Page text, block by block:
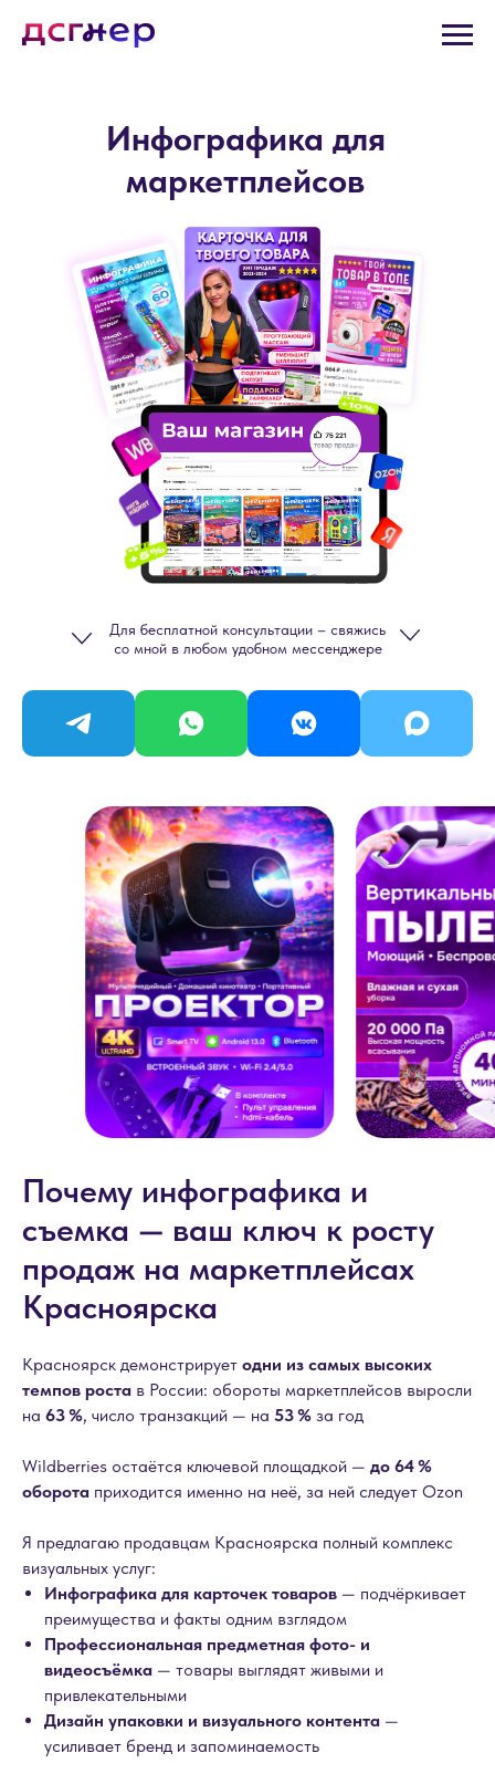
Инфографика для маркетплейсов в
Красноярске: дизайн
карточектоваров, предметная
съемка, упаковка, фото и видео
Инфографика для
маркетплейсов
Для бесплатной консультации – свяжись
со мной в любом удобном мессенджере
Почему инфографика и
съемка — ваш ключ к росту
продаж на маркетплейсах
Красноярска
Красноярск демонстрирует одни из самых высоких
темпов роста в России: обороты маркетплейсов выросли
на 63 %, число транзакций — на 53 % за год
Wildberries остаётся ключевой площадкой — до 64 %
оборота приходится именно на неё, за ней следует Ozon
Я предлагаю продавцам Красноярска полный комплекс
визуальных услуг:
Инфографика для карточек товаров — подчёркивает
преимущества и факты одним взглядом
Профессиональная предметная фото- и
видеосъёмка — товары выглядят живыми и
привлекательными
Дизайн упаковки и визуального контента —
усиливает бренд и запоминаемость